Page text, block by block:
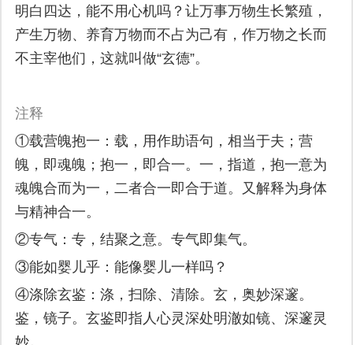
明白四达，能不用心机吗？让万事万物生长繁殖，
产生万物、养育万物而不占为己有，作万物之长而
不主宰他们，这就叫做“玄德”。
注释
①载营魄抱一：载，用作助语句，相当于夫；营
魄，即魂魄；抱一，即合一。一，指道，抱一意为
魂魄合而为一，二者合一即合于道。又解释为身体
与精神合一。
②专气：专，结聚之意。专气即集气。
③能如婴儿乎：能像婴儿一样吗？
④涤除玄鉴：涤，扫除、清除。玄，奥妙深邃。
鉴，镜子。玄鉴即指人心灵深处明澈如镜、深邃灵
妙。